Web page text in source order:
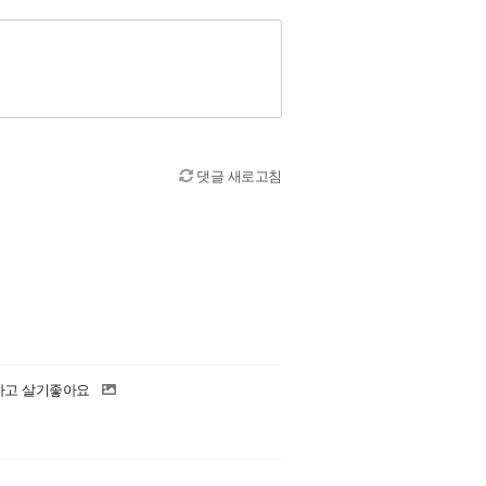
댓글 새로고침
살기좋아요